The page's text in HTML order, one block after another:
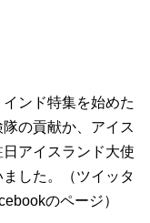
ンド特集を始めた
の貢献か、アイス
アイスランド大使
した。（ツイッタ
のページ）